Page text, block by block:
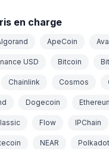
en charge
ApeCoin
USD Bitcoin
Chainlink Cosmos
Dogecoin
Flow IPChain
NEAR Polkadot